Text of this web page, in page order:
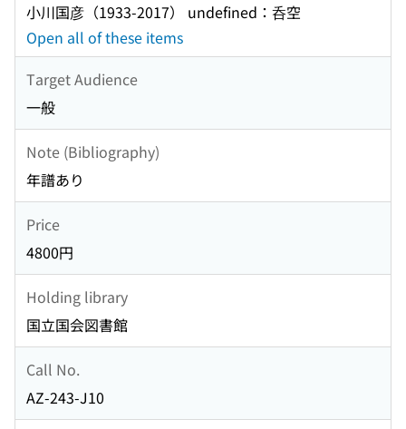
小川国彦（1933-2017） undefined：呑空
Open all of these items
Target Audience
一般
Note (Bibliography)
年譜あり
Price
4800円
Holding library
国立国会図書館
Call No.
AZ-243-J10